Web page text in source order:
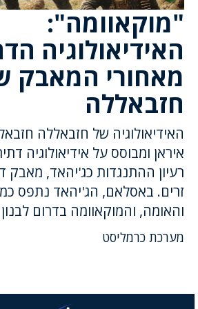
"מוקאוומה":
האידיאולוגיה
מאחורי המאבק
חזבאללה
האידיאולוגיה של חזבאללה
איראן ומבוסס על אידיאולוגיה
רעיון ההתנגדות כג'יהאד, מאבק
זרים. באסלאם, הג'יהאד נתפס
והאומה, והמוקאוומה בדרום לבנון
מערכת כרמליסט